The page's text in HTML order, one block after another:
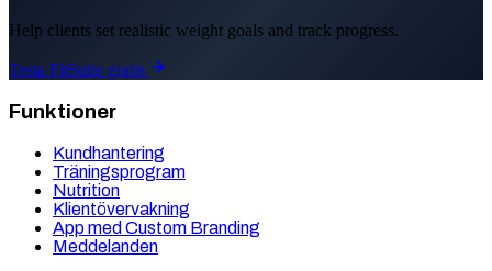
Help clients set realistic weight goals and track progress.
Testa FitSuite gratis
Funktioner
Kundhantering
Träningsprogram
Nutrition
Klientövervakning
App med Custom Branding
Meddelanden